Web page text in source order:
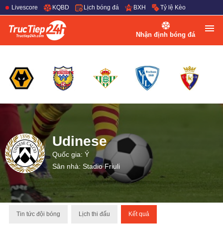
Livescore KQBD Lịch bóng đá BXH Tỷ lệ Kèo
Nhận định bóng đá
Udinese
Quốc gia: Ý
Sân nhà: Stadio Friuli
Tin tức đội bóng Lịch thi đấu Kết quả